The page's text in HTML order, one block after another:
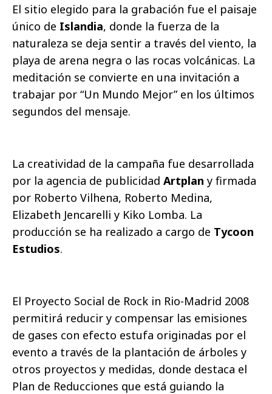
El sitio elegido para la grabación fue el paisaje
único de Islandia, donde la fuerza de la
naturaleza se deja sentir a través del viento, la
playa de arena negra o las rocas volcánicas. La
meditación se convierte en una invitación a
trabajar por “Un Mundo Mejor” en los últimos
segundos del mensaje.
La creatividad de la campaña fue desarrollada
por la agencia de publicidad Artplan y firmada
por Roberto Vilhena, Roberto Medina,
Elizabeth Jencarelli y Kiko Lomba. La
producción se ha realizado a cargo de Tycoon
Estudios.
El Proyecto Social de Rock in Rio-Madrid 2008
permitirá reducir y compensar las emisiones
de gases con efecto estufa originadas por el
evento a través de la plantación de árboles y
otros proyectos y medidas, donde destaca el
Plan de Reducciones que está guiando la